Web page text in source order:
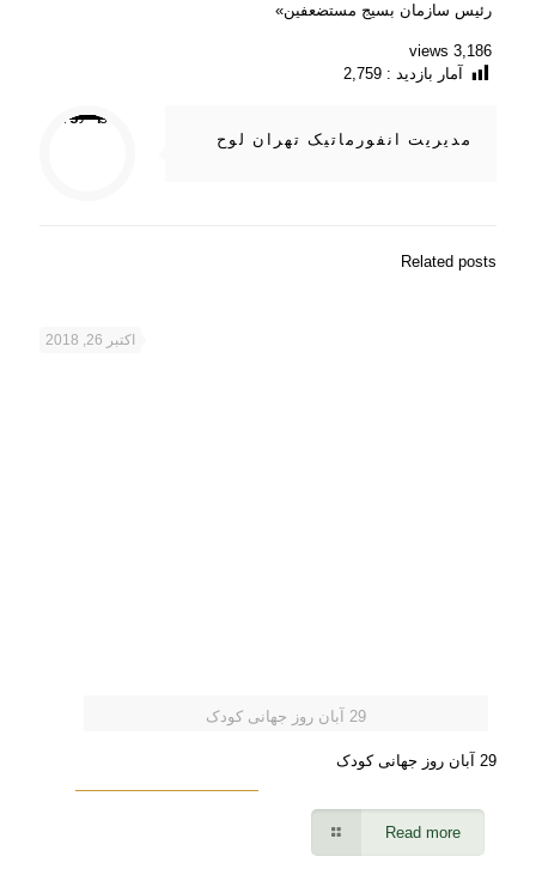
رئیس سازمان بسیج مستضعفین»
3,186 views
آمار بازدید : 2,759
Warning
: Trying to access array offset on value of type null in
/home/ifapasar/tehranloh1.ir/wp-content/themes/betheme-2196/includes/content-single.php
on line286
مدیریت انفورماتیک تهران لوح
Related posts
29 آبان روز جهانی کودک
اکتبر 26, 2018
29 آبان روز جهانی کودک
Read more